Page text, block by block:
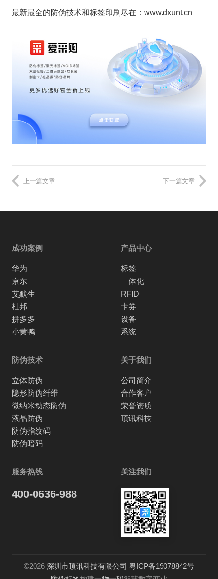
最新最全的防伪技术和标签印刷尽在：www.dxunt.cn
上一篇文章 下一篇文章
成功案例
华为
京东
艾默生
杜邦
拼多多
小黄鸭
产品中心
标签
一体化
RFID
卡券
设备
系统
防伪技术
立体防伪
隐形防伪纤维
微纳米动态防伪
液晶防伪
防伪指纹码
防伪暗码
关于我们
公司简介
合作客户
荣誉资质
顶讯科技
服务热线
400-0636-988
关注我们
©2026 深圳市顶讯科技有限公司 粤ICP备19078842号